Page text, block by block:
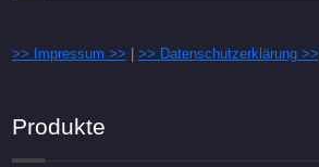
>> Impressum >> >> Datenschutzerklärung >>
Produkte